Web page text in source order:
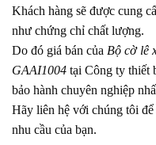
Khách hàng sẽ được cung
như chứng chỉ chất lượng.
Do đó giá bán của Bộ cờ lê
GAAI1004 tại Công ty thiết
bảo hành chuyên nghiệp
Hãy liên hệ với chúng tôi
nhu cầu của bạn.